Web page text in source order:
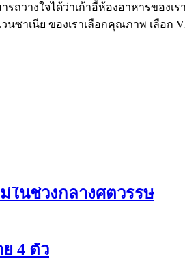
ถวางใจได้ว่าเก้าอี้ห้องอาหารขอ
ซาเนีย ของเราเลือกคุณภาพ เลือก
ในช่วงกลางศตวรรษ
4 ตัว